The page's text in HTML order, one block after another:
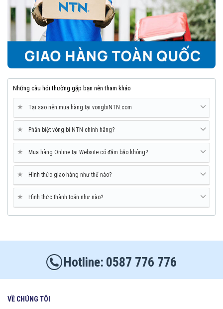
Những câu hỏi thường gặp bạn nên tham khảo
★ Tại sao nên mua hàng tại vongbiNTN.com
★ Phân biệt vòng bi NTN chính hãng?
★ Mua hàng Online tại Website có đảm bảo không?
★ Hình thức giao hàng như thế nào?
★ Hình thức thành toán như nào?
0587 776 776
VỀ CHÚNG TÔI